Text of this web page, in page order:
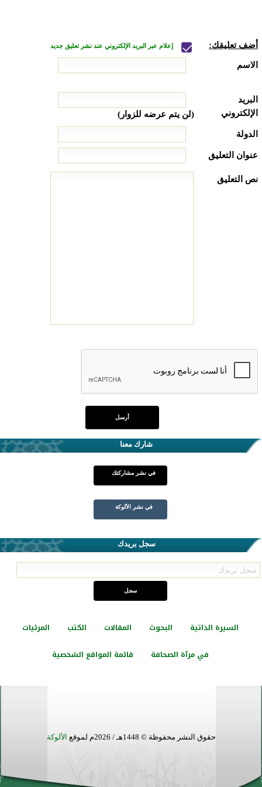
أضف تعليقك: إعلام عبر البريد الإلكتروني عند نشر تعليق جديد
الاسم
البريد
الإلكتروني
(لن يتم عرضه للزوار)
الدولة
عنوان التعليق
نص التعليق
شارك معنا
في نشر مشاركتك
في نشر الألوكة
سجل بريدك
السيرة الذاتية البحوث المقالات الكتب المرئيات
في مرآة الصحافة قائمة المواقع الشخصية
حقوق النشر محفوظة © 1448هـ / 2026م لموقع الألوكة